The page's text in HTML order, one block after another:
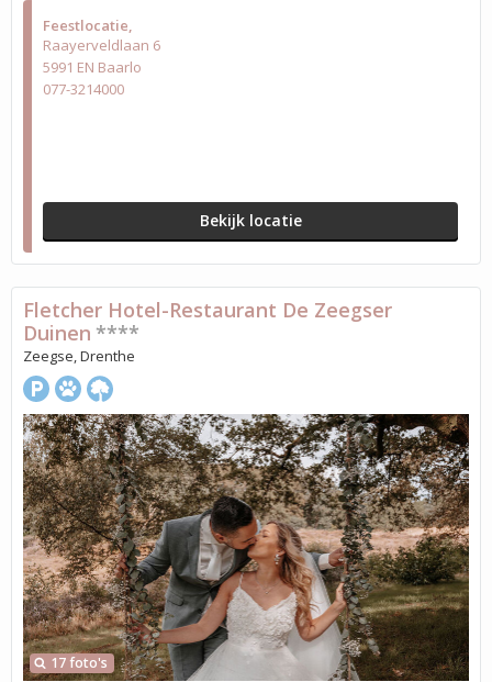
Feestlocatie
Raayerveldlaan 6
5991 EN Baarlo
077-3214000
Bekijk locatie
17 foto's
Fletcher Hotel-Restaurant De Zeegser
Duinen ****
Zeegse, Drenthe